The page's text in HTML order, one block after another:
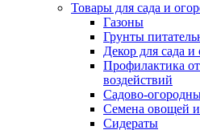
Товары для сада и
Газоны
Грунты
Декор для сада и
Профилактика
воздействий
Садово-
Семена овощей и
Сидераты